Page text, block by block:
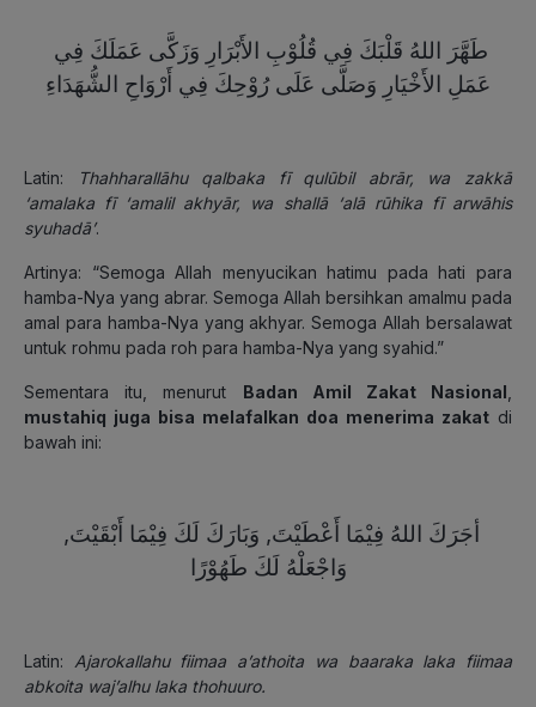
عَمَلِ الأَخْيَارِ وَصَلَّى عَلَى رُوْحِكَ فِي أَرْوَاحِ الشُّهَدَاءِ
Latin:
Thahharallāhu qalbaka fī qulūbil abrār, wa zakkā
‘amalaka fī ‘amalil akhyār, wa shallā ‘alā rūhika fī arwāhis
syuhadā’.
Artinya: “Semoga Allah menyucikan hatimu pada hati para
hamba-Nya yang abrar. Semoga Allah bersihkan amalmu pada
amal para hamba-Nya yang akhyar. Semoga Allah bersalawat
untuk rohmu pada roh para hamba-Nya yang syahid.”
Sementara itu, menurut Badan Amil Zakat Nasional
mustahiq juga bisa melafalkan doa menerima zakat di
bawah ini:
وَاجْعَلْهُ لَكَ طَهُوْرًا
Latin: Ajarokallahu fiimaa a’athoita wa baaraka laka fiimaa
abkoita waj’alhu laka thohuuro.